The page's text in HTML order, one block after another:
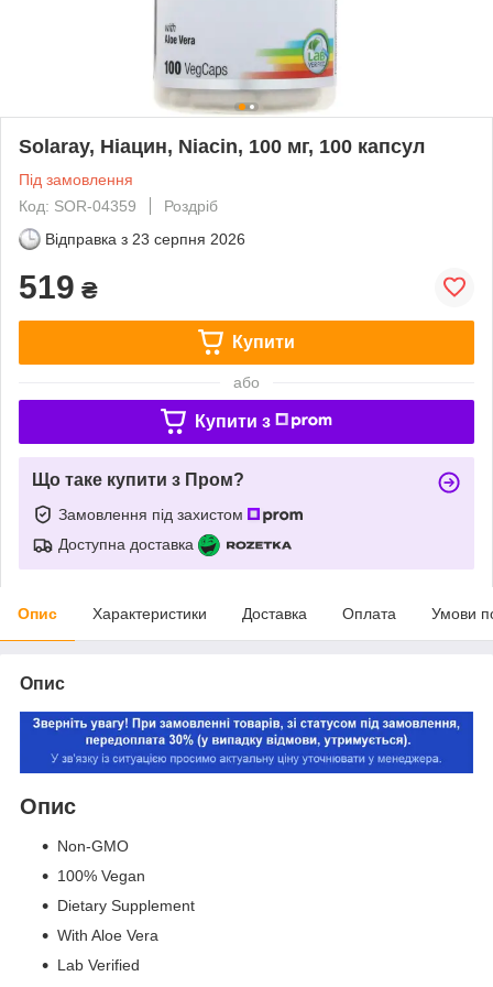
Solaray, Ніацин, Niacin, 100 мг, 100 капсул
Під замовлення
Код: SOR-04359
Роздріб
Відправка з 23 серпня 2026
519 ₴
Купити
або
Купити з
Що таке купити з Пром?
Замовлення під захистом
Доступна доставка
Опис Характеристики Доставка Оплата Умови
Опис
Опис
Non-GMO
100% Vegan
Dietary Supplement
With Aloe Vera
Lab Verified